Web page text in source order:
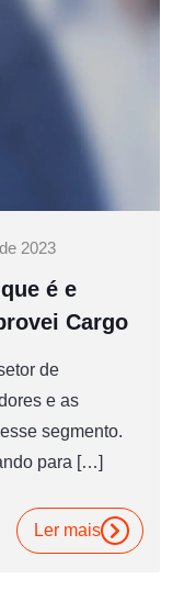
2023
é e
Cargo
de
e as
segmento.
para […]
Ler mais